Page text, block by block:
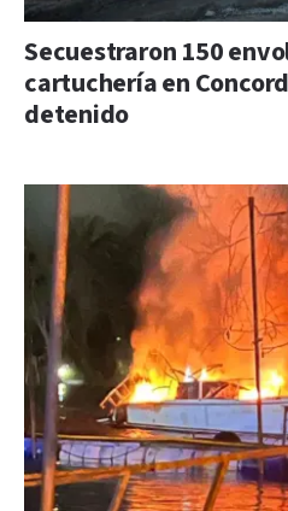
Secuestraron 150
cartuchería en
detenido